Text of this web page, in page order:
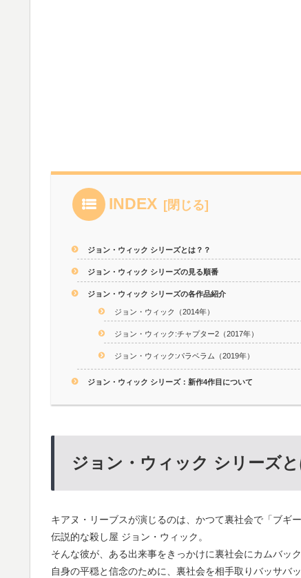
INDEX
ジョン・ウィック シリーズとは？？
ジョン・ウィック シリーズの見る順番
ジョン・ウィック シリーズの各作品紹介
ジョン・ウィック（2014年）
ジョン・ウィック:チャプター2（2017年）
ジョン・ウィック:パラベラム（2019年）
ジョン・ウィック シリーズ：新作4作目について
ジョン・ウィック シリーズと
キアヌ・リーブスが演じるのは、かつて裏社会で「ブギ
伝説的な殺し屋 ジョン・ウィック。
そんな彼が、ある出来事をきっかけに裏社会にカムバッ
自身の平穏と信念のために、裏社会を相手取りバッサバ